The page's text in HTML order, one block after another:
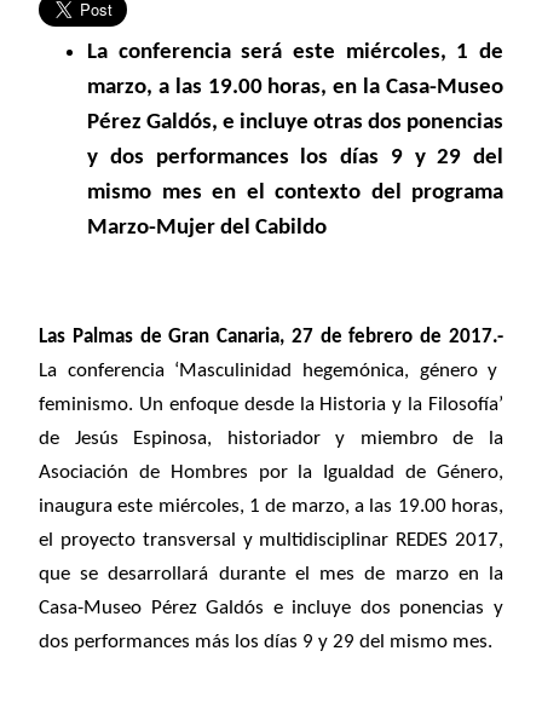
La conferencia será este miércoles, 1 de
marzo, a las 19.00 horas, en la Casa-Museo
Pérez Galdós, e incluye otras dos ponencias
y dos performances los días 9 y 29 del
mismo mes en el contexto del programa
Marzo-Mujer del Cabildo
Las Palmas de Gran Canaria, 27 de febrero de 2017.-
La conferencia ‘Masculinidad hegemónica, género y
feminismo. Un enfoque desde la Historia y la Filosofía’
de Jesús Espinosa, historiador y miembro de la
Asociación de Hombres por la Igualdad de Género,
inaugura este miércoles, 1 de marzo, a las 19.00 horas,
el proyecto transversal y multidisciplinar REDES 2017,
que se desarrollará durante el mes de marzo en la
Casa-Museo Pérez Galdós e incluye dos ponencias y
dos performances más los días 9 y 29 del mismo mes.